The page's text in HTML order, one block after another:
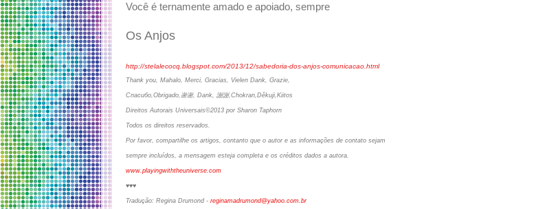
Você é ternamente amado e apoiado, sempre
Os Anjos
http://stelalecocq.blogspot.com/2013/12/sabedoria-dos-anjos-comunicacao.html
Thank you, Mahalo, Merci, Gracias, Vielen Dank, Grazie,
Спасибо,Obrigado,谢谢, Dank, 謝謝,Chokran,Děkuji,Kiitos
Direitos Autorais Universais©2013 por Sharon Taphorn
Todos os direitos reservados.
Por favor, compartilhe os artigos, contanto que o autor e as informações de contato sejam
sempre incluídos, a mensagem esteja completa e os créditos dados a autora.
www.playingwiththeuniverse.com
♥♥♥
Tradução: Regina Drumond - reginamadrumond@yahoo.com.br